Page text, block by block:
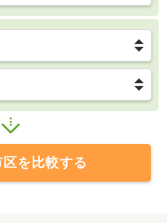
を比較する